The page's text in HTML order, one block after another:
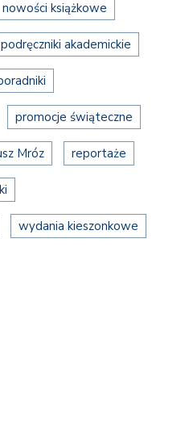
nowości książkowe
podręczniki akademickie
promocje świąteczne
Mróz reportaże
wydania kieszonkowe